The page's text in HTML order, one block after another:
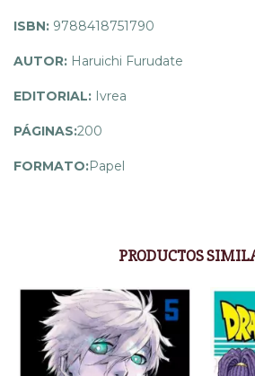
ISBN: 9788418751790
AUTOR: Haruichi Furudate
EDITORIAL: Ivrea
PÁGINAS:200
FORMATO:Papel
PRODUCTOS